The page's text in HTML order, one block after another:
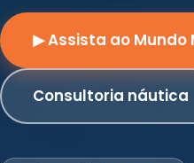
▶ Assista ao Mundo
Consultoria náutica